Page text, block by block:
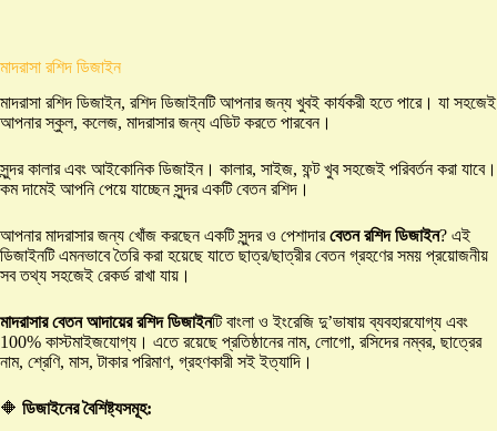
মাদরাসা রশিদ ডিজাইন
মাদরাসা রশিদ ডিজাইন, রশিদ ডিজাইনটি আপনার জন্য খুবই কার্যকরী হতে পারে। যা সহজেই
আপনার স্কুল, কলেজ, মাদরাসার জন্য এডিট করতে পারবেন।
সুন্দর কালার এবং আইকোনিক ডিজাইন। কালার, সাইজ, ফন্ট খুব সহজেই পরিবর্তন করা যাবে।
কম দামেই আপনি পেয়ে যাচ্ছেন সুন্দর একটি বেতন রশিদ।
আপনার মাদরাসার জন্য খোঁজ করছেন একটি সুন্দর ও পেশাদারবেতন রশিদ ডিজাইন? এই
ডিজাইনটি এমনভাবে তৈরি করা হয়েছে যাতে ছাত্র/ছাত্রীর বেতন গ্রহণের সময় প্রয়োজনীয়
সব তথ্য সহজেই রেকর্ড রাখা যায়।
মাদরাসার বেতন আদায়ের রশিদ ডিজাইনটি বাংলা ও ইংরেজি দু’ভাষায় ব্যবহারযোগ্য এবং
100% কাস্টমাইজযোগ্য। এতে রয়েছে প্রতিষ্ঠানের নাম, লোগো, রসিদের নম্বর, ছাত্রের
নাম, শ্রেণি, মাস, টাকার পরিমাণ, গ্রহণকারী সই ইত্যাদি।
🔶 ডিজাইনের বৈশিষ্ট্যসমূহ: